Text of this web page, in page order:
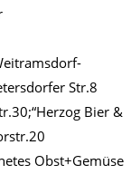
Str.8
Bier &
Obst+Gemüse